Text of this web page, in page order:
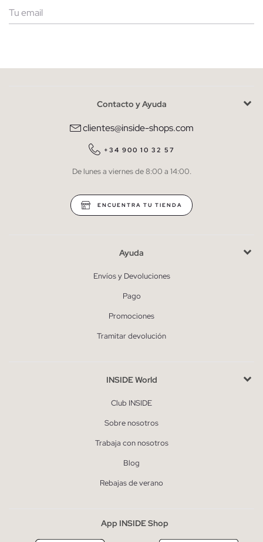
He leído y entiendo lapolítica de privacidad
QUIERO SUSCRIBIRME
* Puedes cancelar la suscripción en cualquier momento.
Contacto y Ayuda
clientes@inside-shops.com
+34 900 10 32 57
De lunes a viernes de 8:00 a 14:00.
ENCUENTRA TU TIENDA
Ayuda
Envíos y Devoluciones
Pago
Promociones
Tramitar devolución
INSIDE World
Club INSIDE
Sobre nosotros
Trabaja con nosotros
Blog
Rebajas de verano
App INSIDE Shop